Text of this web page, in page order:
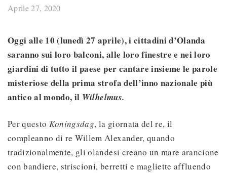
Aprile 27, 2020
Oggi alle 10 (lunedì 27 aprile), i cittadini d’Olanda
saranno sui loro balconi, alle loro finestre e nei loro
giardini di tutto il paese per cantare insieme le parole
misteriose della prima strofa dell’inno nazionale più
antico al mondo, il Wilhelmus.
Per questo Koningsdag, la giornata del re, il
compleanno di re Willem Alexander, quando
tradizionalmente, gli olandesi creano un mare arancione
con bandiere, striscioni, berretti e magliette affluendo